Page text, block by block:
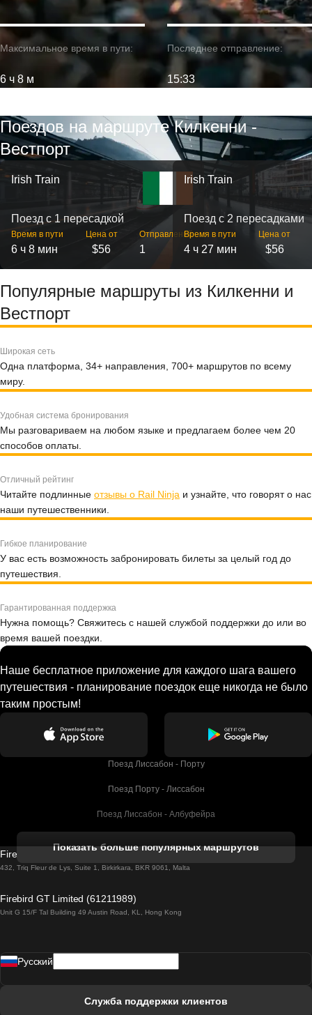
Максимальное время в пути:
6 ч 8 м
Последнее отправление:
15:33
Поездов на маршруте Килкенни -
Вестпорт
Irish Train
Поезд с 1 пересадкой
Время в пути
6 ч 8 мин
Цена от
$56
Отправлений
1
Irish Train
Поезд с 2 пересадками
Время в пути
4 ч 27 мин
Цена от
$56
Популярные маршруты из Килкенни и
Вестпорт
Широкая сеть
Одна платформа, 34+ направления, 700+ маршрутов по всему
миру.
Удобная система бронирования
Мы разговариваем на любом языке и предлагаем более чем 20
способов оплаты.
Отличный рейтинг
Читайте подлинные отзывы о Rail Ninja и узнайте, что говорят о нас
наши путешественники.
Гибкое планирование
У вас есть возможность забронировать билеты за целый год до
путешествия.
Гарантированная поддержка
Нужна помощь? Свяжитесь с нашей службой поддержки до или во
время вашей поездки.
Наше бесплатное приложение для каждого шага вашего
путешествия - планирование поездок еще никогда не было
таким простым!
Поезд Лиссабон - Порту
Поезд Порту - Лиссабон
Поезд Лиссабон - Албуфейра
Поезд Лиссабон - Лагос
Поезд Лиссабон - Мадрид
Показать больше популярных маршрутов
Firebird GT Limited (OC 1451)
432, Triq Fleur de Lys, Suite 1, Birkirkara, BKR 9061, Malta
Firebird GT Limited (61211989)
Unit G 15/F Tal Building 49 Austin Road, KL, Hong Kong
Pусский
Служба поддержки клиентов